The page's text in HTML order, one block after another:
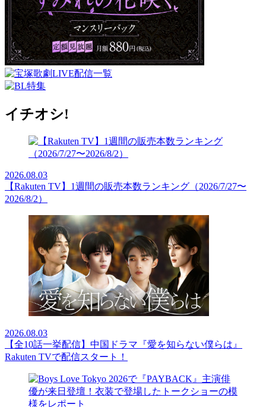
イチオシ!
2026.08.03
【Rakuten TV】1週間の販売本数ランキング（2026/7/27〜
2026/8/2）
2026.08.03
【全10話一挙配信】中国ドラマ『愛を知らない僕らは』
Rakuten TVで配信スタート！